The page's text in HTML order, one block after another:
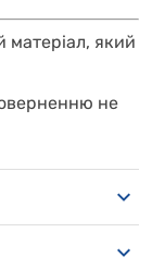
матеріал, який
не